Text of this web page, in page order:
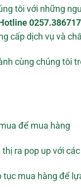
tôi với những
Hotline
cấp dịch vụ và
cùng chúng tôi
để mua hàng
ra pop up với
mua hàng để